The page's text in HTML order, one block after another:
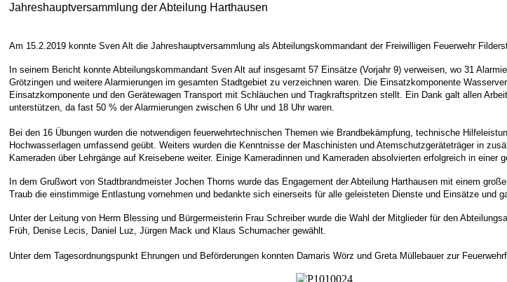
Jahreshauptversammlung der Abteilung Harthausen
Am 15.2.2019 konnte Sven Alt die Jahreshauptversammlung als Abteilungskommandant der Freiwilligen Feuerwehr
In seinem Bericht konnte Abteilungskommandant Sven Alt auf insgesamt 57 Einsätze (Vorjahr 9) verweisen, wo 31
Grötzingen und weitere Alarmierungen im gesamten Stadtgebiet zu verzeichnen waren. Die Einsatzkomponente
Einsatzkomponente und den Gerätewagen Transport mit Schläuchen und Tragkraftspritzen stellt. Ein Dank galt allen
unterstützen, da fast 50 % der Alarmierungen zwischen 6 Uhr und 18 Uhr waren.
Bei den 16 Übungen wurden die notwendigen feuerwehrtechnischen Themen wie Brandbekämpfung, technische
Hochwasserlagen umfassend geübt. Weiters wurden die Kenntnisse der Maschinisten und Atemschutzgeräteträger in
Kameraden über Lehrgänge auf Kreisebene weiter. Einige Kameradinnen und Kameraden absolvierten erfolgreich in
In dem Grußwort von Stadtbrandmeister Jochen Thorns wurde das Engagement der Abteilung Harthausen mit einem
Traub die einstimmige Entlastung vornehmen und bedankte sich einerseits für alle geleisteten Dienste und Einsätze und
Unter der Leitung von Herrn Blessing und Bürgermeisterin Frau Schreiber wurde die Wahl der Mitglieder für den
Früh, Denise Lecis, Daniel Luz, Jürgen Mack und Klaus Schumacher gewählt.
Unter dem Tagesordnungspunkt Ehrungen und Beförderungen konnten Damaris Wörz und Greta Müllebauer zur